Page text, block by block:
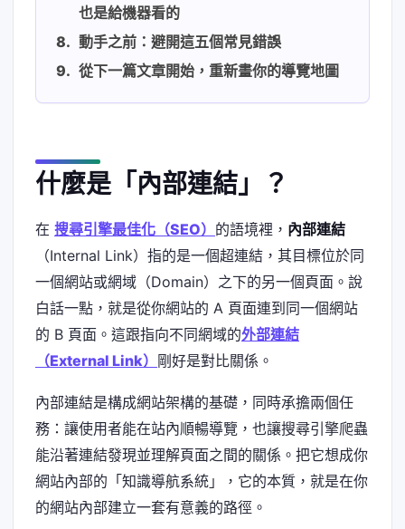
也是給機器看的
動手之前：避開這五個常見錯誤
從下一篇文章開始，重新畫你的導覽地圖
什麼是「內部連結」？
在 搜尋引擎最佳化（SEO） 的語境裡， 內部連結
（Internal Link）指的是一個超連結，其目標位於同
一個網站或網域（Domain）之下的另一個頁面。說
白話一點，就是從你網站的 A 頁面連到同一個網站
的 B 頁面。這跟指向不同網域的外部連結
（External Link） 剛好是對比關係。
內部連結是構成網站架構的基礎，同時承擔兩個任
務：讓使用者能在站內順暢導覽，也讓搜尋引擎爬蟲
能沿著連結發現並理解頁面之間的關係。把它想成你
網站內部的「知識導航系統」，它的本質，就是在你
的網站內部建立一套有意義的路徑。